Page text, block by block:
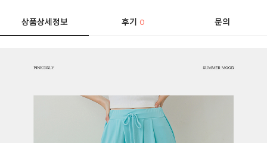
상품상세정보 후기0 문의